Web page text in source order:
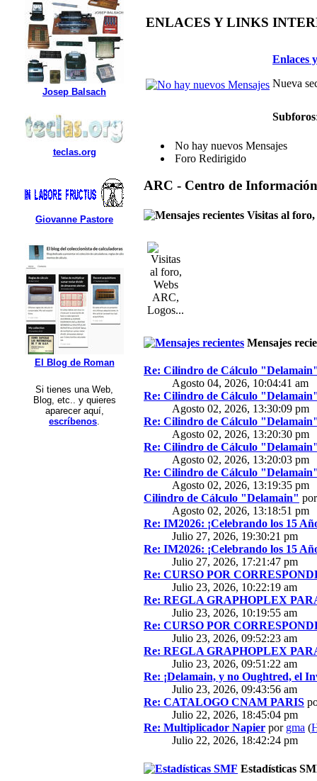
Josep Balsach
teclas.org
Giovanne Pastore
El Blog de Roman
Si tienes una Web,
Blog, etc.. y quieres
aparecer aquí,
escríbenos.
ENLACES Y LINKS
Enlaces
Nueva
Subforos
No hay nuevos Mensajes
Foro Redirigido
ARC - Centro de Información
Visitas al
Mensajes
Re: Cilindro de Cálculo
Agosto 04, 2026, 10:04:41 am
Re: Cilindro de Cálculo
Agosto 02, 2026, 13:30:09 pm
Re: Cilindro de Cálculo
Agosto 02, 2026, 13:20:30 pm
Re: Cilindro de Cálculo
Agosto 02, 2026, 13:20:03 pm
Re: Cilindro de Cálculo
Agosto 02, 2026, 13:19:35 pm
Cilindro de Cálculo "Delamain"
Agosto 02, 2026, 13:18:51 pm
Re: IM2026: ¡Celebrando los 15
Julio 27, 2026, 19:30:21 pm
Re: IM2026: ¡Celebrando los 15
Julio 27, 2026, 17:21:47 pm
Re: CURSO POR
Julio 23, 2026, 10:22:19 am
Re: REGLA GRAPHOPLEX
Julio 23, 2026, 10:19:55 am
Re: CURSO POR
Julio 23, 2026, 09:52:23 am
Re: REGLA GRAPHOPLEX
Julio 23, 2026, 09:51:22 am
Re: ¡Delamain, y no Oughtred, el
Julio 23, 2026, 09:43:56 am
Re: CATALOGO CNAM PARIS
Julio 22, 2026, 18:45:04 pm
Re: Multiplicador Napier por gma (
Julio 22, 2026, 18:42:24 pm
Estadísticas